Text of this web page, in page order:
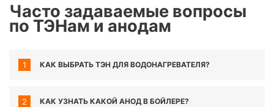
Часто задаваемые вопросы
по ТЭНам и анодам
1 КАК ВЫБРАТЬ ТЭН ДЛЯ ВОДОНАГРЕВАТЕЛЯ?
2 КАК УЗНАТЬ КАКОЙ АНОД В БОЙЛЕРЕ?